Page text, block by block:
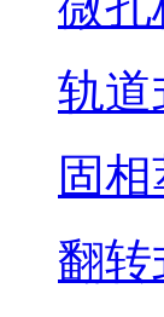
轨道
固
翻转